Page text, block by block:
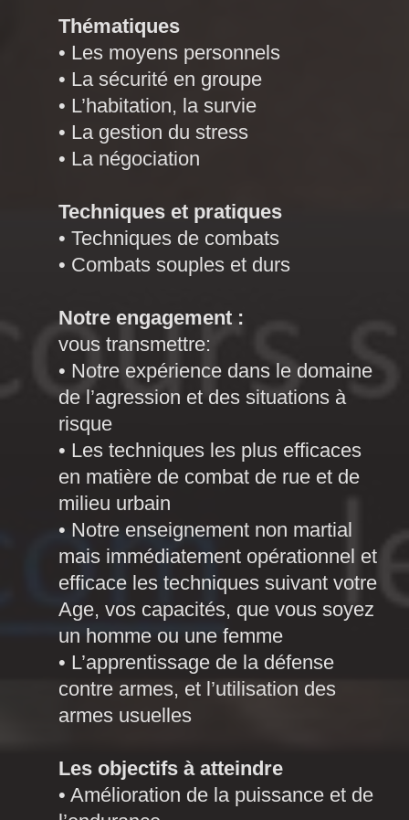
Thématiques
• Les moyens personnels
• La sécurité en groupe
• L’habitation, la survie
• La gestion du stress
• La négociation
Techniques et pratiques
• Techniques de combats
• Combats souples et durs
Notre engagement :
vous transmettre:
• Notre expérience dans le domaine
de l’agression et des situations à
risque
• Les techniques les plus efficaces
en matière de combat de rue et de
milieu urbain
• Notre enseignement non martial
mais immédiatement opérationnel et
efficace les techniques suivant votre
Age, vos capacités, que vous soyez
un homme ou une femme
• L’apprentissage de la défense
contre armes, et l’utilisation des
armes usuelles
Les objectifs à atteindre
• Amélioration de la puissance et de